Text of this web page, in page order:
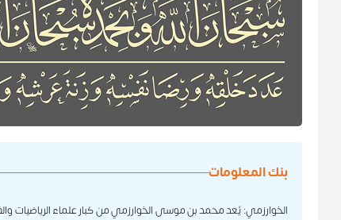
بنك المعلومات
الخوارزمي: يُعد محمد بن موسى الخوارزمي من كبار علماء الرياضيات